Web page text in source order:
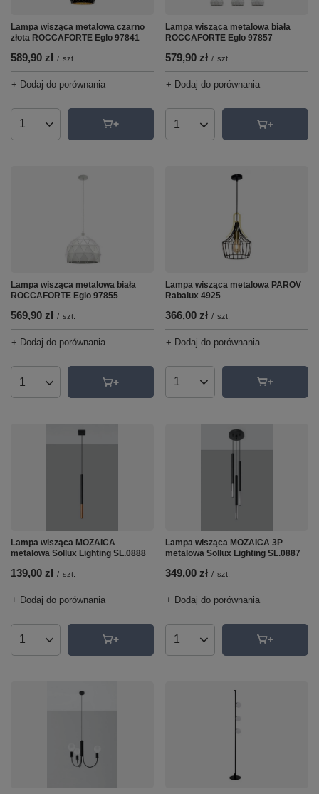
Lampa wisząca metalowa czarno
złota ROCCAFORTE Eglo 97841
589,90 zł / szt.
+ Dodaj do porównania
Ilość produktów
Lampa wisząca metalowa biała
ROCCAFORTE Eglo 97857
579,90 zł / szt.
+ Dodaj do porównania
Ilość produktów
Lampa wisząca metalowa biała
ROCCAFORTE Eglo 97855
569,90 zł / szt.
+ Dodaj do porównania
Ilość produktów
Lampa wisząca metalowa PAROV
Rabalux 4925
366,00 zł / szt.
+ Dodaj do porównania
Ilość produktów
Lampa wisząca MOZAICA
metalowa Sollux Lighting SL.0888
139,00 zł / szt.
+ Dodaj do porównania
Ilość produktów
Lampa wisząca MOZAICA 3P
metalowa Sollux Lighting SL.0887
349,00 zł / szt.
+ Dodaj do porównania
Ilość produktów